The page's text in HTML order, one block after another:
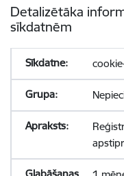
Detalizētāka
sīkdatnēm